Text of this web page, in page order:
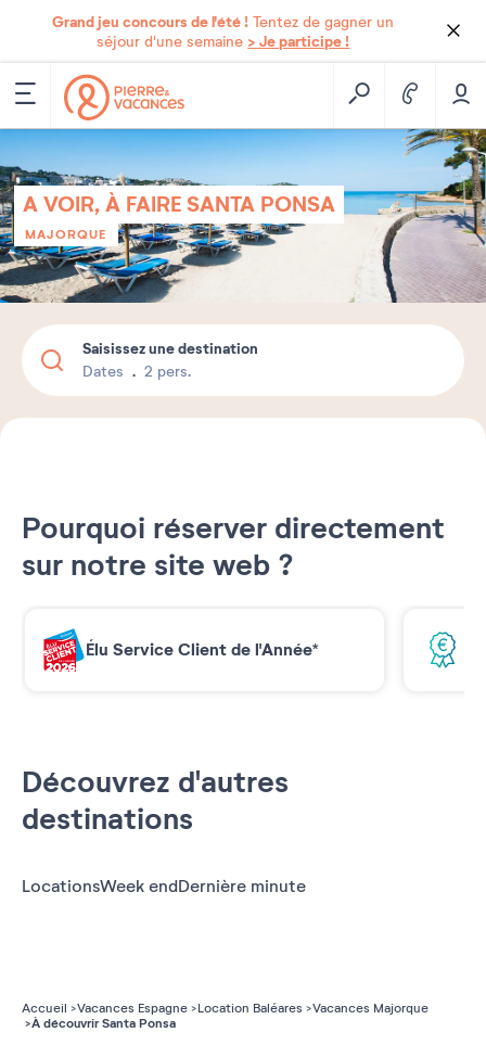
Grand jeu concours de l'été ! Tentez de gagner un
séjour d'une semaine > Je participe !
A VOIR, À FAIRE SANTA PONSA
MAJORQUE
Saisissez une destination
Dates 2 pers.
Pourquoi réserver directement
sur notre site web ?
Élu Service Client de l'Année*
Découvrez d'autres
destinations
LocationsWeek endDernière minute
Accueil Vacances Espagne Location Baléares Vacances Majorque
À découvrir Santa Ponsa